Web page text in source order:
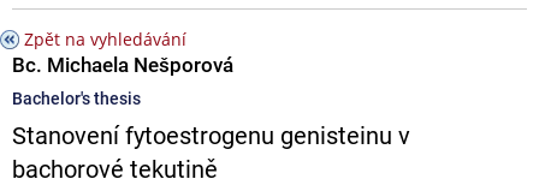
Zpět na vyhledávání
Bc. Michaela Nešporová
Bachelor's thesis
Stanovení fytoestrogenu genisteinu v
bachorové tekutině